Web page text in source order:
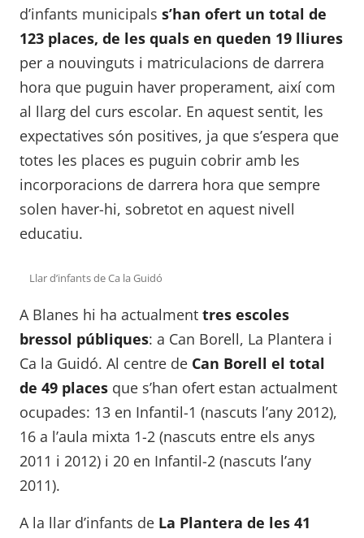
d’infants municipals s’han ofert un total de
123 places, de les quals en queden 19 lliures
per a nouvinguts i matriculacions de darrera
hora que puguin haver properament, així com
al llarg del curs escolar. En aquest sentit, les
expectatives són positives, ja que s’espera que
totes les places es puguin cobrir amb les
incorporacions de darrera hora que sempre
solen haver-hi, sobretot en aquest nivell
educatiu.
Llar d’infants de Ca la Guidó
A Blanes hi ha actualment tres escoles
bressol públiques: a Can Borell, La Plantera i
Ca la Guidó. Al centre de Can Borell el total
de 49 places que s’han ofert estan actualment
ocupades: 13 en Infantil-1 (nascuts l’any 2012),
16 a l’aula mixta 1-2 (nascuts entre els anys
2011 i 2012) i 20 en Infantil-2 (nascuts l’any
2011).
A la llar d’infants de La Plantera de les 41